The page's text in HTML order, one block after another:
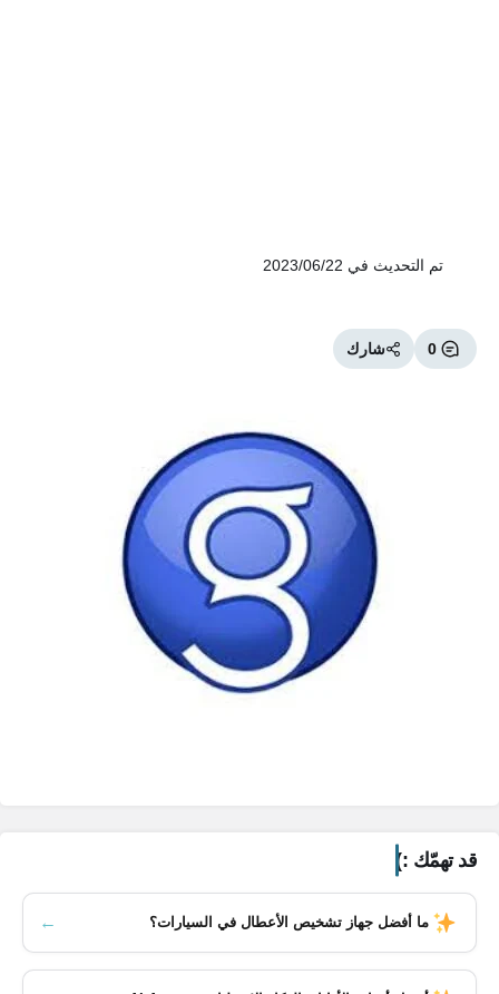
تم التحديث في 2023/06/22
0 شارك
قد تهمّك :)
ما أفضل جهاز تشخيص الأعطال في السيارات؟ ←